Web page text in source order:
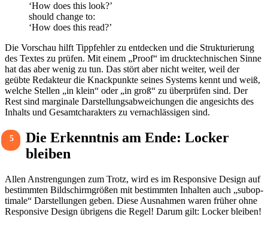
‘How does this look?’
should change to:
‘How does this read?’
Die Vorschau hilft Tipp­fehler zu entde­cken und die Struk­tu­rie­rung
des Textes zu prüfen. Mit einem „Proof“ im druck­tech­ni­schen Sinne
hat das aber wenig zu tun. Das stört aber nicht weiter, weil der
geübte Redak­teur die Knack­punkte seines Systems kennt und weiß,
welche Stellen „in klein“ oder „in groß“ zu über­prüfen sind. Der
Rest sind margi­nale Darstellungs­abweichungen die ange­sichts des
Inhalts und Gesamt­cha­rak­ters zu vernach­läs­sigen sind.
5
Die Erkenntnis am Ende: Locker
bleiben
Allen Anstren­gungen zum Trotz, wird es im Respon­sive Design auf
bestimmten Bild­schirm­größen mit bestimmten Inhalten auch „subop­
ti­male“ Darstel­lungen geben. Diese Ausnahmen waren früher ohne
Respon­sive Design übri­gens die Regel! Darum gilt: Locker bleiben!